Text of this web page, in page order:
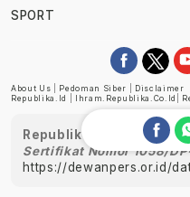
SPORT
About Us Pedoman Siber
Disclaimer
Republika.id
Ihram.republika.co.id
Republika telah
Sertifikat Nomor 1058/
https://dewanpers.or.id/